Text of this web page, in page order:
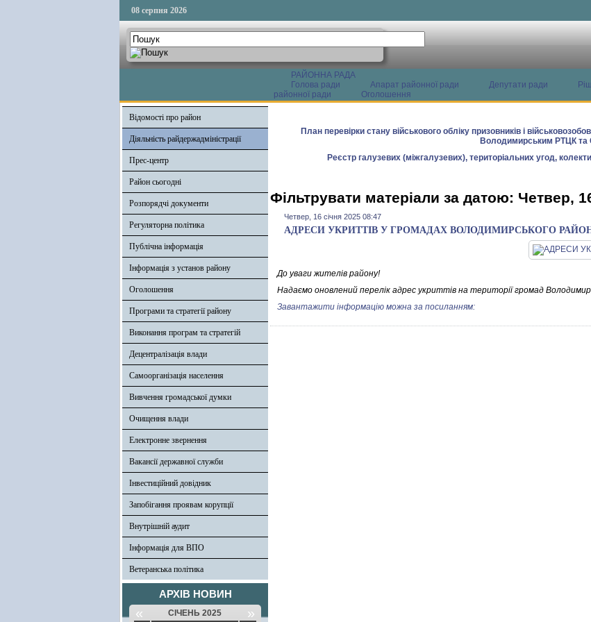
08 серпня 2026
РАЙОННА РАДА
Голова ради
Апарат районної ради Депутати ради
районної ради
Оголошення
Відомості про район
Діяльність райдержадміністрації
Прес-центр
Район сьогодні
Розпорядчі документи
Регуляторна політика
Публічна інформація
Інформація з установ району
Оголошення
Програми та стратегії району
Виконання програм та стратегій
Децентралізація влади
Самоорганізація населення
Вивчення громадської думки
Очищення влади
Електронне звернення
Вакансії державної служби
Інвестиційний довідник
Запобігання проявам корупції
Внутрішній аудит
Інформація для ВПО
Ветеранська політика
АРХІВ НОВИН
« СІЧЕНЬ 2025 »
План перевірки стану військового обліку призовників і
Володимирським РТЦК та
Реєстр галузевих (міжгалузевих), територіальних угод,
Фільтрувати матеріали за датою: Четвер,
Четвер, 16 січня 2025 08:47
АДРЕСИ УКРИТТІВ У ГРОМАДАХ ВОЛОДИМИРСЬКОГО
До уваги жителів району!
Надаємо оновлений перелік адрес укриттів на території громад
Завантажити інформацію можна за посиланням: